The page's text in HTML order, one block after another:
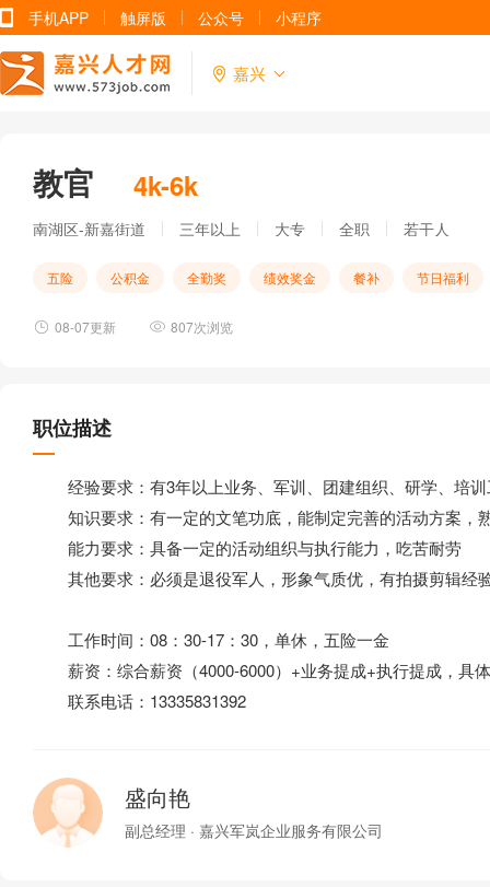
手机APP 触屏版 公众号 小程序
嘉兴
教官 4k-6k
南湖区-新嘉街道 三年以上 大专 全职 若干人
五险 公积金 全勤奖 绩效奖金 餐补 节日福利
08-07更新 807次浏览
职位描述
经验要求：有3年以上业务、军训、团建组织、研学、培训
知识要求：有一定的文笔功底，能制定完善的活动方案，
能力要求：具备一定的活动组织与执行能力，吃苦耐劳
其他要求：必须是退役军人，形象气质优，有拍摄剪辑经
工作时间：08：30-17：30，单休，五险一金
薪资：综合薪资（4000-6000）+业务提成+执行提成，具
联系电话：13335831392
盛向艳
副总经理 · 嘉兴军岚企业服务有限公司